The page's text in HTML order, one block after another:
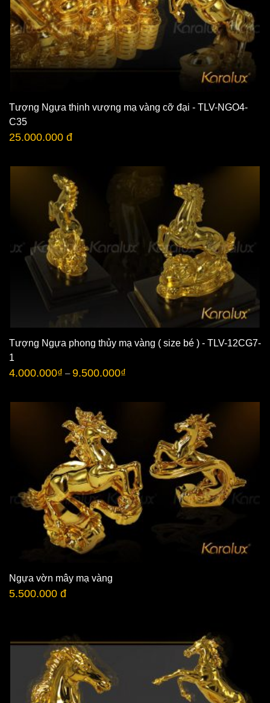
Tượng Ngựa thịnh vượng mạ vàng cỡ đại - TLV-NGO4-
C35
25.000.000 đ
Tượng Ngựa phong thủy mạ vàng ( size bé ) - TLV-12CG7-
1
4.000.000₫ –9.500.000₫
Ngựa vờn mây mạ vàng
5.500.000 đ